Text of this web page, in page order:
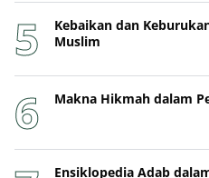
Kebaikan dan
Muslim
Makna Hikmah dalam
Ensiklopedia Adab